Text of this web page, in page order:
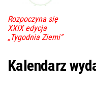
Rozpoczyna się
XXIX edycja
„Tygodnia Ziemi”
Kalendarz